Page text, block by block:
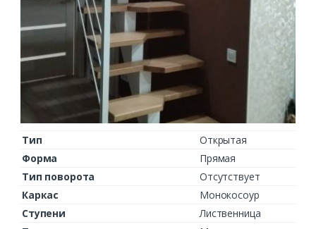
Тип
Открытая
Форма
Прямая
Тип поворота
Отсутствует
Каркас
Монокосоур
Ступени
Лиственница